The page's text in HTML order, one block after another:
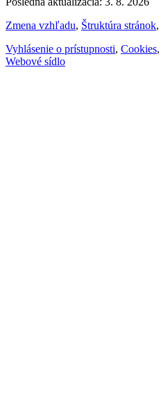
Zmena vzhľadu, Štruktúra stránok,
Vyhlásenie o prístupnosti, Cookies,
Webové sídlo